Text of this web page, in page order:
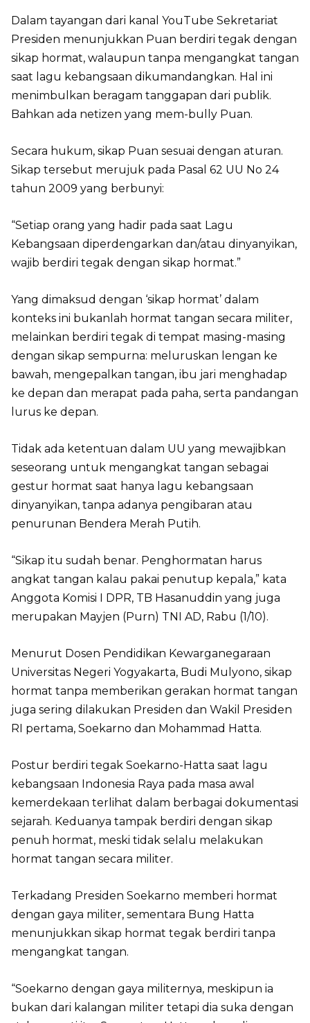
Dalam tayangan dari kanal YouTube Sekretariat
Presiden menunjukkan Puan berdiri tegak dengan
sikap hormat, walaupun tanpa mengangkat tangan
saat lagu kebangsaan dikumandangkan. Hal ini
menimbulkan beragam tanggapan dari publik.
Bahkan ada netizen yang mem-bully Puan.
Secara hukum, sikap Puan sesuai dengan aturan.
Sikap tersebut merujuk pada Pasal 62 UU No 24
tahun 2009 yang berbunyi:
“Setiap orang yang hadir pada saat Lagu
Kebangsaan diperdengarkan dan/atau dinyanyikan,
wajib berdiri tegak dengan sikap hormat.”
Yang dimaksud dengan ‘sikap hormat’ dalam
konteks ini bukanlah hormat tangan secara militer,
melainkan berdiri tegak di tempat masing-masing
dengan sikap sempurna: meluruskan lengan ke
bawah, mengepalkan tangan, ibu jari menghadap
ke depan dan merapat pada paha, serta pandangan
lurus ke depan.
Tidak ada ketentuan dalam UU yang mewajibkan
seseorang untuk mengangkat tangan sebagai
gestur hormat saat hanya lagu kebangsaan
dinyanyikan, tanpa adanya pengibaran atau
penurunan Bendera Merah Putih.
“Sikap itu sudah benar. Penghormatan harus
angkat tangan kalau pakai penutup kepala,” kata
Anggota Komisi I DPR, TB Hasanuddin yang juga
merupakan Mayjen (Purn) TNI AD, Rabu (1/10).
Menurut Dosen Pendidikan Kewarganegaraan
Universitas Negeri Yogyakarta, Budi Mulyono, sikap
hormat tanpa memberikan gerakan hormat tangan
juga sering dilakukan Presiden dan Wakil Presiden
RI pertama, Soekarno dan Mohammad Hatta.
Postur berdiri tegak Soekarno-Hatta saat lagu
kebangsaan Indonesia Raya pada masa awal
kemerdekaan terlihat dalam berbagai dokumentasi
sejarah. Keduanya tampak berdiri dengan sikap
penuh hormat, meski tidak selalu melakukan
hormat tangan secara militer.
Terkadang Presiden Soekarno memberi hormat
dengan gaya militer, sementara Bung Hatta
menunjukkan sikap hormat tegak berdiri tanpa
mengangkat tangan.
“Soekarno dengan gaya militernya, meskipun ia
bukan dari kalangan militer tetapi dia suka dengan